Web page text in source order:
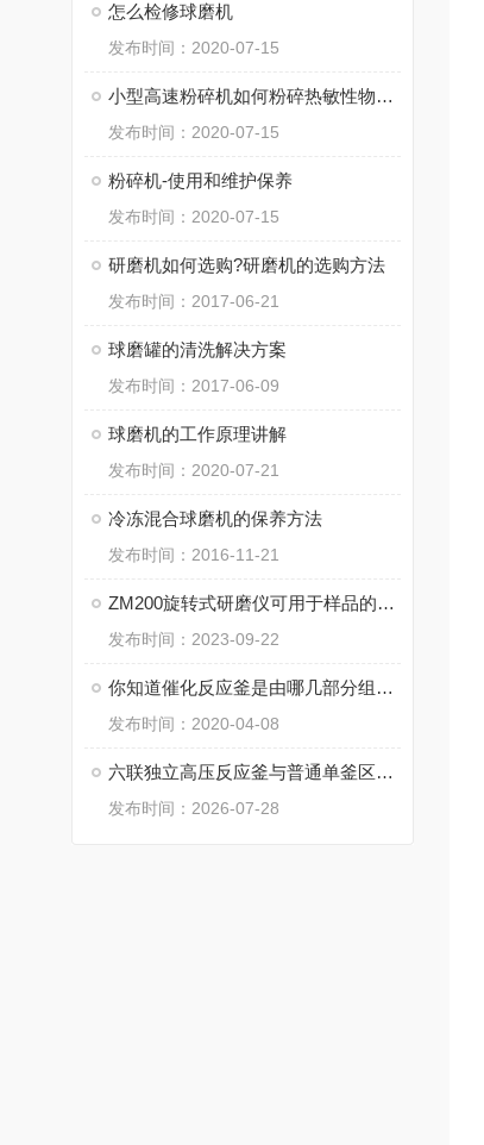
怎么检修球磨机
发布时间：2020-07-15
小型高速粉碎机如何粉碎热敏性物料和控制温度
发布时间：2020-07-15
粉碎机-使用和维护保养
发布时间：2020-07-15
研磨机如何选购?研磨机的选购方法
发布时间：2017-06-21
球磨罐的清洗解决方案
发布时间：2017-06-09
球磨机的工作原理讲解
发布时间：2020-07-21
冷冻混合球磨机的保养方法
发布时间：2016-11-21
ZM200旋转式研磨仪可用于样品的混合、溶解和均匀分散
发布时间：2023-09-22
你知道催化反应釜是由哪几部分组成的吗？
发布时间：2020-04-08
六联独立高压反应釜与普通单釜区别：平行实验研发成本与周期对比
发布时间：2026-07-28